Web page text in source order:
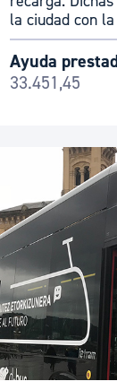
la ciudad con
Ayuda
33.451,45